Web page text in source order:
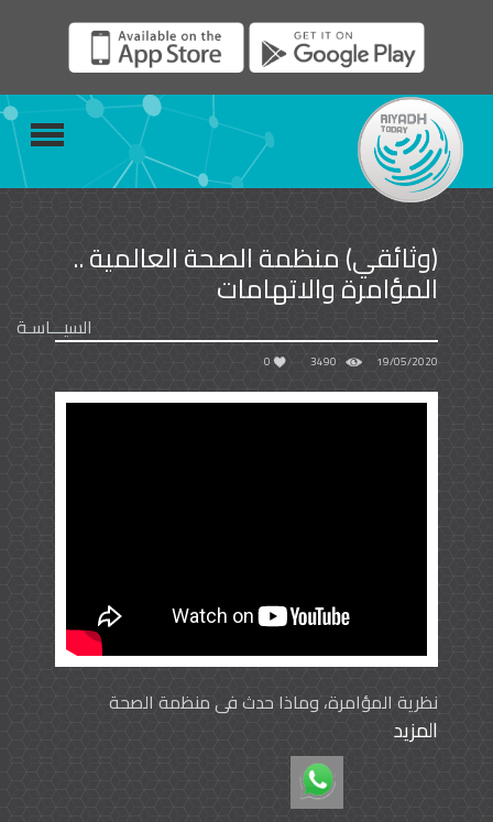
(وثائقي) منظمة الصحة العالمية ..
المؤامرة والاتهامات
السيـــاسـة
19/05/2020
3490
0
نظرية المؤامرة، وماذا حدث في منظمة الصحة
العالمية؟ ومن هو غيبريسوس؟ وانتقادات للمنظمة
والصين وانتقادات من الولايات المتحدة وتبادل
الاتهامات
المزيد